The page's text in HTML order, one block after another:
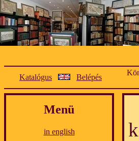
Katalógus Belépés
Menü
in english